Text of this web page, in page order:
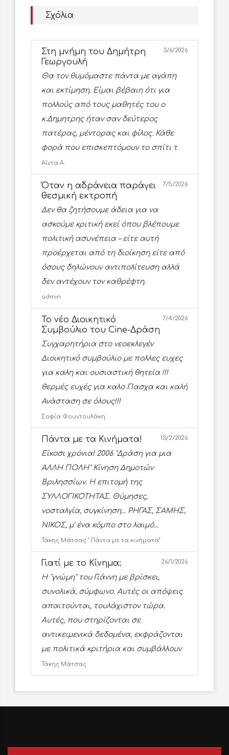
Σχόλια
Στη μνήμη του Δημήτρη
Γεωργουλή
3/6/2026
Θα τον θυμόμαστε πάντα με αγάπη
και εκτίμηση. Είμαι βέβαιη ότι για
πολλούς από τους μαθητές του ο
κ.Δημητρης ήταν σαν δεύτερος
πατέρας, μέντορας και φίλος. Κάθε
φορά που επισκεπτόμουν το σπίτι τ
Αΐντα Α.
Όταν η αδράνεια παράγει
θεσμική εκτροπή
7/5/2026
Δεν θα ζητήσουμε άδεια για να
ασκούμε κριτική εκεί όπου βλέπουμε
πολιτική ασυνέπεια – είτε αυτή
προέρχεται από τη διοίκηση είτε από
όσους δηλώνουν αντιπολίτευση αλλά
δεν αντέχουν τον καθρέφτη.
admin
Το νέο Διοικητικό
Συμβούλιο του Cine-Δράση
7/4/2026
Συγχαρητήρια στο νεοεκλεγέν
Διοικητικό συμβούλιο με πολλες ευχες
για καλη και ουσιαστική θητεία !!!
θερμές ευχές για καλο Πασχα και καλή
Ανάσταση σε όλους!!!
Σοφία Φουντουλάκη
Πάντα με τα Κινήματα! 13/2/2026
Είκοσι χρόνια! 2006 ''Δράση για μια
ΑΛΛΗ ΠΟΛΗ'' Κίνηση Δημοτών
Βριλησσίων. Η επιτομή της
ΣΥΛΛΟΓΙΚΟΤΗΤΑΣ. Θύμησες,
νοσταλγία, συγκίνηση... ΡΗΓΑΣ, ΣΑΜΗΣ,
ΝΙΚΟΣ, μ' ένα κόμπο στο λαιμό...
Τάκης Μάτσας '' Πάντα με τα κινήματα''
Γιατί με το Κίνημα; 26/1/2026
Η ''γνώμη'' του Γιάννη με βρίσκει,
συνολικά, σύμφωνο. Αυτές οι απόψεις
απαιτούνται, τουλάχιστον τώρα.
Αυτές, που στηρίζονται σε
αντικειμενικά δεδομένα, εκφράζονται
με πολιτικά κριτήρια και συμβάλλουν
Τάκης Μάτσας